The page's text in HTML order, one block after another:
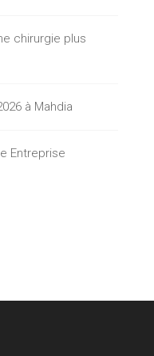
chirurgie plus
à Mahdia
Entreprise